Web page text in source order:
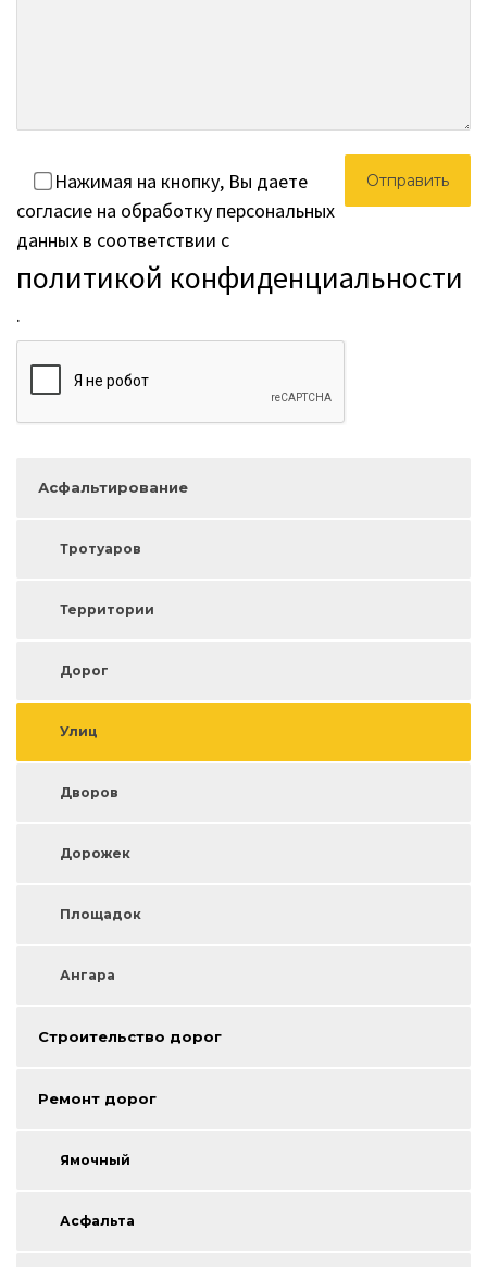
Нажимая на кнопку, Вы даете
согласие на обработку персональных
данных в соответствии с
политикой конфиденциальности
.
Асфальтирование
Тротуаров
Территории
Дорог
Улиц
Дворов
Дорожек
Площадок
Ангара
Строительство дорог
Ремонт дорог
Ямочный
Асфальта